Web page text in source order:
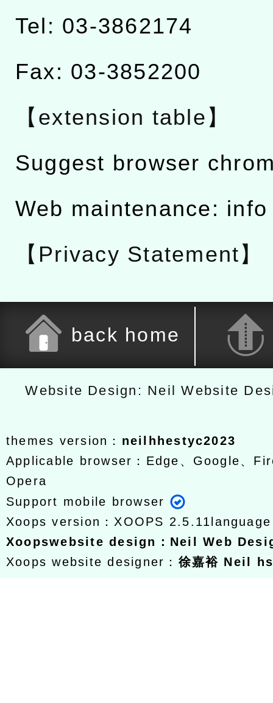
Tel: 03-3862174
Fax: 03-3852200
【extension table】
Suggest browser
Web maintenance:
【Privacy Statement】
back home
Website Design: Neil Website
themes version： neilhhestyc2023
Applicable browser：Edge、Google、
Opera
Support mobile browser
Xoops version： XOOPS 2.5.11
Xoopswebsite design ： Neil Web
Xoops website designer： 徐嘉裕 Neil